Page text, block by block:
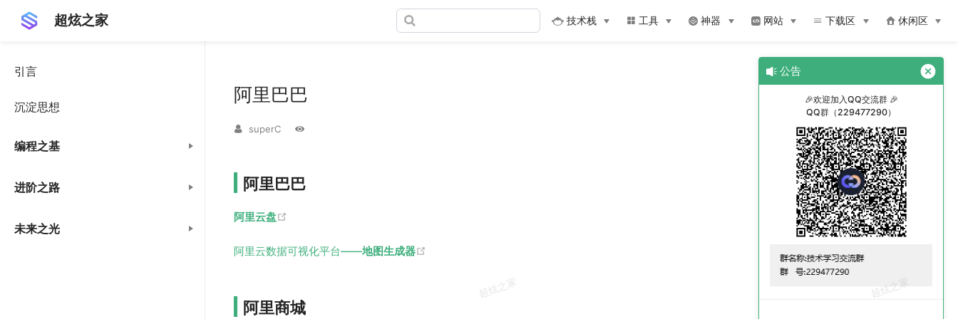
超炫之家 技术栈 工具 神器 网站 下载区 休闲区
引言
沉淀思想
编程之基
进阶之路
未来之光
阿里巴巴
superC
阿里巴巴
阿里云盘
阿里云数据可视化平台——地图生成器
阿里商城
阿里商城
阿里云
云服务器ECS
域名
短信服务SMS
公告
🎉欢迎加入QQ交流群 🎉
QQ群（229477290）